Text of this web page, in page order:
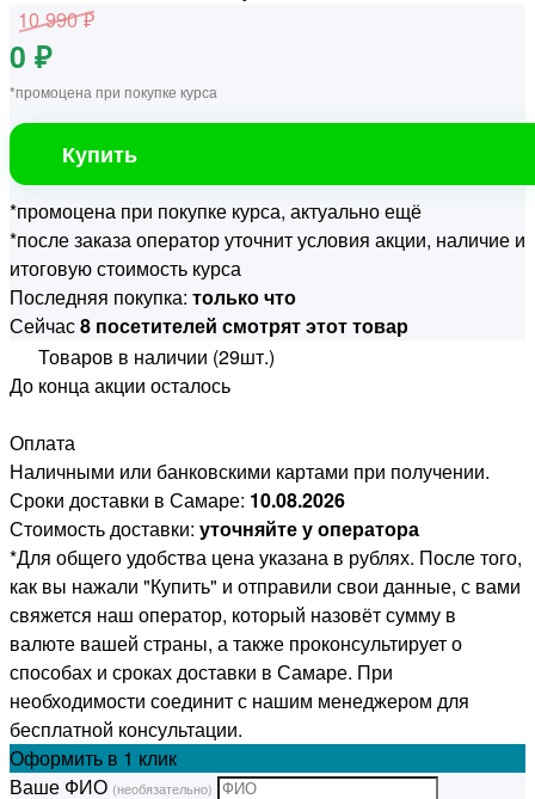
10 990 ₽
0 ₽
*промоцена при покупке курса
Купить
*промоцена при покупке курса, актуально ещё
*после заказа оператор уточнит условия акции, наличие и
итоговую стоимость курса
Последняя покупка: только что
Сейчас8 посетителей смотрят этот товар
Товаров в наличии (29шт.)
До конца акции осталось
Оплата
Наличными или банковскими картами при получении.
Сроки доставки в Самаре: 10.08.2026
Стоимость доставки: уточняйте у оператора
*Для общего удобства цена указана в рублях. После того,
как вы нажали "Купить" и отправили свои данные, с вами
свяжется наш оператор, который назовёт сумму в
валюте вашей страны, а также проконсультирует о
способах и сроках доставки в Самаре. При
необходимости соединит с нашим менеджером для
бесплатной консультации.
Оформить в 1 клик
Ваше ФИО (необязательно)